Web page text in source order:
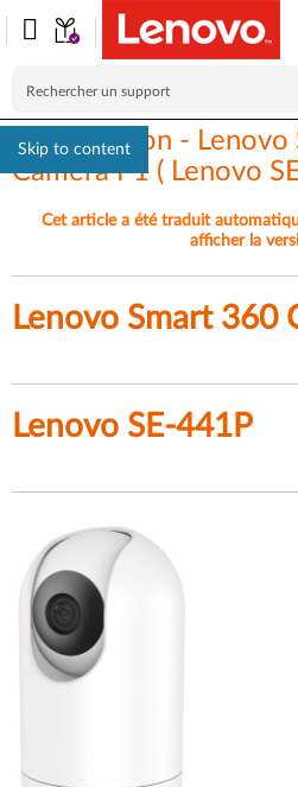
Skip to content
Présentation -
Camera P1 ( Lenovo
Cet article a été traduit
afficher la
Lenovo Smart 360
Lenovo SE-441P